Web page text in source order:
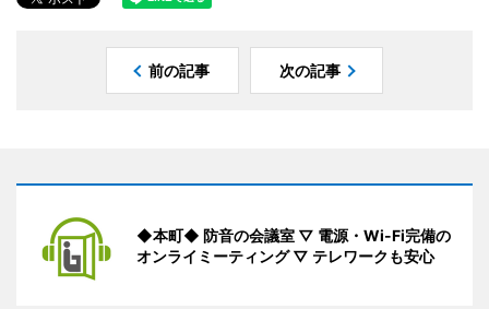
前の記事 次の記事
◆本町◆ 防音の会議室 ▽ 電源・Wi-Fi完備の
オンライミーティング ▽ テレワークも安心